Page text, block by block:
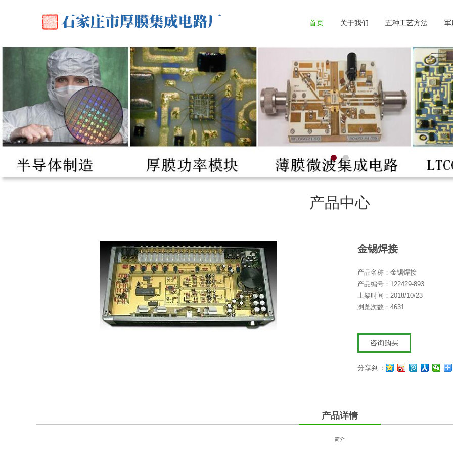
首页 关于我们 五种工艺方法 军
产品中心
金锡焊接
产品名称：金锡焊接
产品编号：122429-893
上架时间：2018/10/23
浏览次数：4631
咨询购买
分享到：
产品详情
简介